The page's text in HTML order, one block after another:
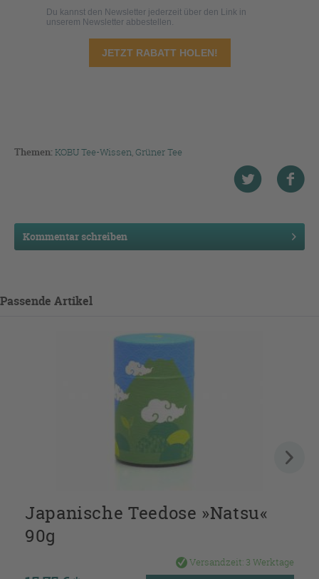
Themen: KOBU Tee-Wissen,Grüner Tee
Kommentar schreiben
Passende Artikel
Japanische Teedose »Natsu«
90g
Versandzeit: 3 Werktage